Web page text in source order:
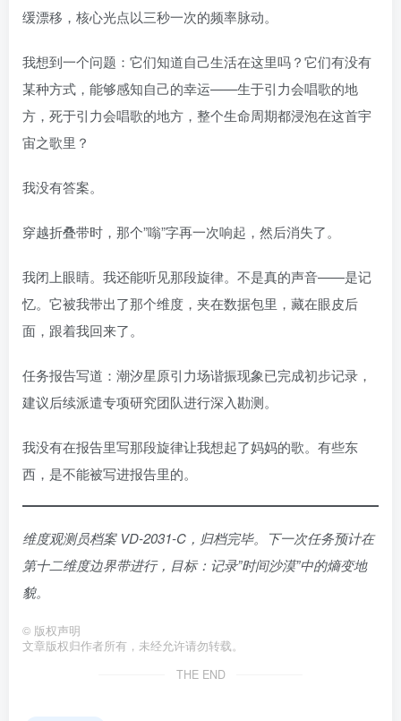
缓漂移，核心光点以三秒一次的频率脉动。
我想到一个问题：它们知道自己生活在这里吗？它们有没有
某种方式，能够感知自己的幸运——生于引力会唱歌的地
方，死于引力会唱歌的地方，整个生命周期都浸泡在这首宇
宙之歌里？
我没有答案。
穿越折叠带时，那个”嗡”字再一次响起，然后消失了。
我闭上眼睛。我还能听见那段旋律。不是真的声音——是记
忆。它被我带出了那个维度，夹在数据包里，藏在眼皮后
面，跟着我回来了。
任务报告写道：潮汐星原引力场谐振现象已完成初步记录，
建议后续派遣专项研究团队进行深入勘测。
我没有在报告里写那段旋律让我想起了妈妈的歌。有些东
西，是不能被写进报告里的。
维度观测员档案 VD-2031-C，归档完毕。下一次任务预计在
第十二维度边界带进行，目标：记录”时间沙漠”中的熵变地
貌。
© 版权声明
文章版权归作者所有，未经允许请勿转载。
THE END